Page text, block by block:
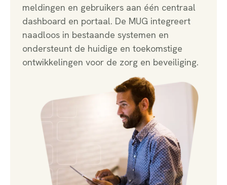
meldingen en gebruikers aan één centraal
dashboard en portaal. De MUG integreert
naadloos in bestaande systemen en
ondersteunt de huidige en toekomstige
ontwikkelingen voor de zorg en beveiliging.